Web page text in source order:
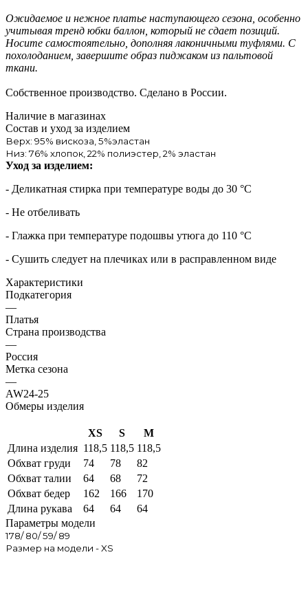
Ожидаемое и нежное платье наступающего сезона, особенно
учитывая тренд юбки баллон, который не сдает позиций.
Носите самостоятельно, дополняя лаконичными туфлями. С
похолоданием, завершите образ пиджаком из пальтовой
ткани.
Собственное производство. Сделано в России.
Наличие в магазинах
Состав и уход за изделием
Верх: 95% вискоза, 5%эластан
Низ: 76% хлопок, 22% полиэстер, 2% эластан
Уход за изделием:
- Деликатная стирка при температуре воды до 30 °C
- Не отбеливать
- Глажка при температуре подошвы утюга до 110 °C
- Сушить следует на плечиках или в расправленном виде
Характеристики
Подкатегория
—
Платья
Страна производства
—
Россия
Метка сезона
—
AW24-25
Обмеры изделия
XS S
M
Длина изделия 118,5 118,5 118,5
Обхват груди
74 78
82
Обхват талии
64 68
72
Обхват бедер
162 166
170
Длина рукава
64 64
64
Параметры модели
178/ 80/ 59/ 89
Размер на модели - XS